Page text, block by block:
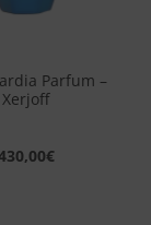
Parfum –
Xerjoff
€